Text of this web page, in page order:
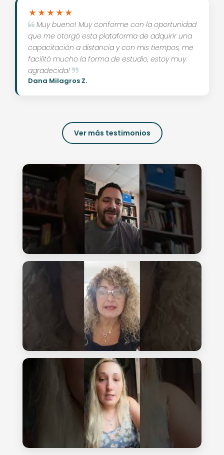
Muy bueno! Muy conforme con la oportunidad
que me otorgó esta plataforma de adquirir una
capacitación a distancia y con mis tiempos, me
facilitó mucho la forma de estudio, estoy muy
agradecida!
Dana Milagros Z.
Ver más testimonios